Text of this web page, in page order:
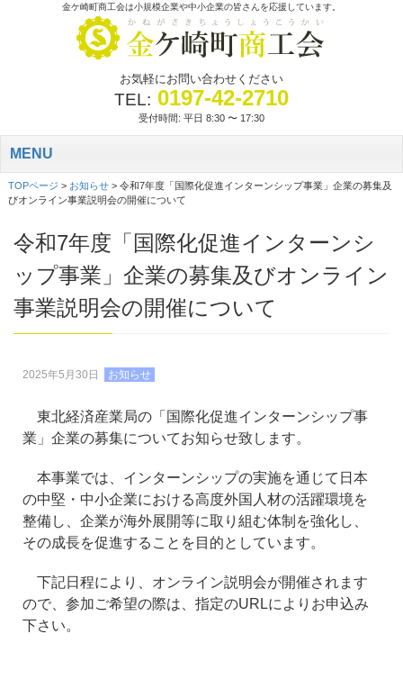
金ケ崎町商工会は小規模企業や中小企業の皆さんを応援しています。
お気軽にお問い合わせください
TEL: 0197-42-2710
受付時間: 平日 8:30 〜 17:30
MENU
TOPページ > お知らせ> 令和7年度「国際化促進インターンシップ事業」企業の募集及
びオンライン事業説明会の開催について
令和7年度「国際化促進インターンシ
ップ事業」企業の募集及びオンライン
事業説明会の開催について
2025年5月30日 お知らせ
東北経済産業局の「国際化促進インターンシップ事
業」企業の募集についてお知らせ致します。
本事業では、インターンシップの実施を通じて日本
の中堅・中小企業における高度外国人材の活躍環境を
整備し、企業が海外展開等に取り組む体制を強化し、
その成長を促進することを目的としています。
下記日程により、オンライン説明会が開催されます
ので、参加ご希望の際は、指定のURLによりお申込み
下さい。